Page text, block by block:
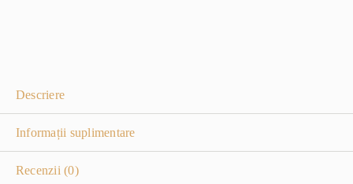
Descriere
Informații suplimentare
Recenzii (0)